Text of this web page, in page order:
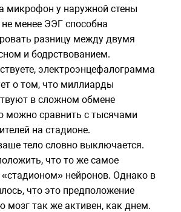
микрофон у наружной стены
менее ЭЭГ способна
разницу между двумя
и бодрствованием.
электроэнцефалограмма
о том, что миллиарды
в сложном обмене
можно сравнить с тысячами
на стадионе.
тело словно выключается.
что то же самое
«стадионом» нейронов. Однако в
что это предположение
мозг так же активен, как днем.